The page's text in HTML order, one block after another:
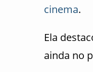
cinema.
Ela
ainda no